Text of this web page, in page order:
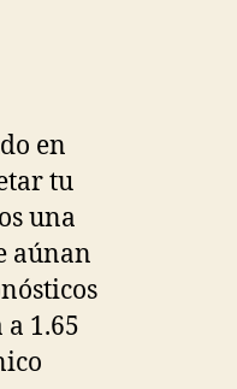
en
tu
una
aúnan
1.65